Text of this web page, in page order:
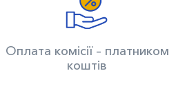
Оплата комісії – платником
коштів